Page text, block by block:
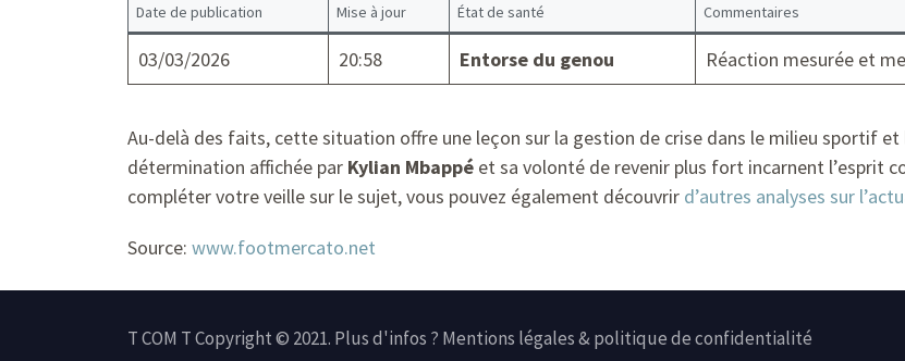
Date de publication Mise à jour État de santé Commentaires
03/03/2026 20:58 Entorse du genou Réaction mesurée et
Au-delà des faits, cette situation offre une leçon sur la gestion de crise dans le milieu sportif et
détermination affichée par Kylian Mbappé et sa volonté de revenir plus fort incarnent l’esprit
compléter votre veille sur le sujet, vous pouvez également découvrir d’autres analyses sur
Source: www.footmercato.net
T COM T Copyright © 2021. Plus d'infos ? Mentions légales & politique de confidentialité